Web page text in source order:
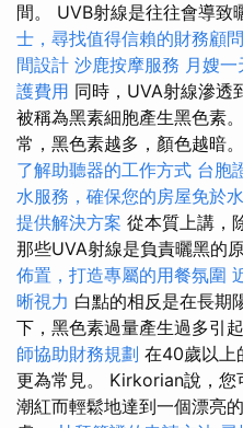
間。 UVB射線是往往會導致
士，尋找值得信賴的財務顧問
間設計 沙鹿按摩服務 月嫂
護費用 同時，UVA射線滲透
被稱為黑素細胞產生黑色素。
常，黑色素越多，顏色越暗。
了解助聽器的工作方式 台胞
水服務，確保您的房屋免於
提供解決方案 從本質上講，
那些UVA射線是負責曬黑的
佈置，打造專屬的用餐氛圍
晰視力 白點的相反是在長期
下，黑色素過量產生過多引
師協助財務規劃 在40歲以上
更為常見。 Kirkorian說，您
潮紅而輕鬆地達到一個漂亮